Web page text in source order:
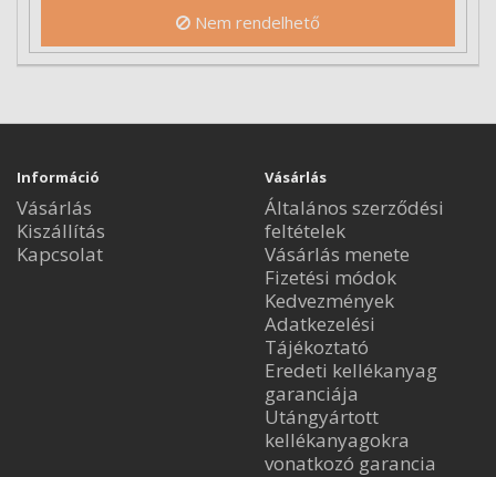
Nem rendelhető
Információ
Vásárlás
Kiszállítás
Kapcsolat
Vásárlás
Általános szerződési
feltételek
Vásárlás menete
Fizetési módok
Kedvezmények
Adatkezelési
Tájékoztató
Eredeti kellékanyag
garanciája
Utángyártott
kellékanyagokra
vonatkozó garancia